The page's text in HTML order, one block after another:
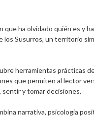
ha olvidado quién es y
Susurros, un territorio
herramientas prácticas
que permiten al lector
sentir y tomar decisiones.
narrativa, psicología